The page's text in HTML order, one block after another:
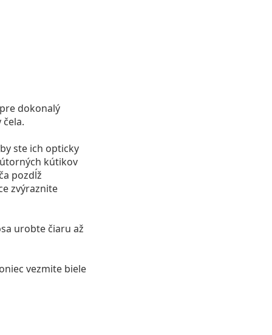
dokonalý
ste ich opticky
kútikov
pozdĺž
zvýraznite
urobte čiaru až
vezmite biele